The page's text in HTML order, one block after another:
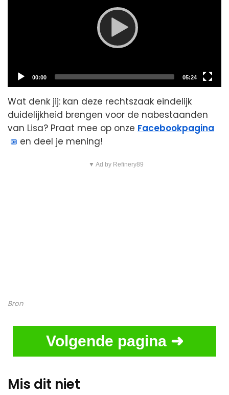
Current
00:00
Total
duration
05:24
Wat denk jij: kan deze rechtszaak eindelijk
duidelijkheid brengen voor de nabestaanden
van Lisa? Praat mee op onze Facebookpagina
en deel je mening!
▼ Ad by Refinery89
Bron
Volgende pagina ➜
Mis dit niet